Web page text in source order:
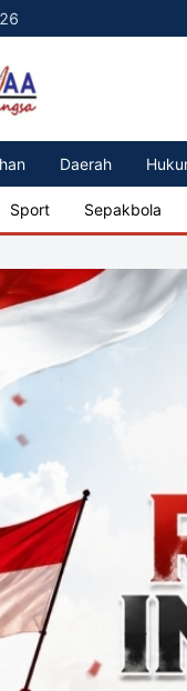
Daerah
Sport Sepakbola